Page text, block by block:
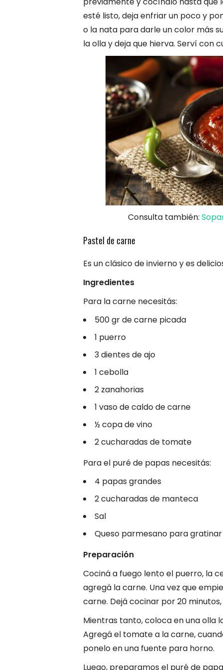
esté listo, deja enfriar un poco y
o la nata para darle un color más
la olla y deja que hierva. Serví con
Consulta también:
Pastel de carne
Es un clásico de invierno y es
Ingredientes
Para la carne necesitás:
500 gr de carne picada
1 puerro
3 dientes de ajo
1 cebolla
2 zanahorias
1 vaso de caldo de carne
½ copa de vino
2 cucharadas de tomate
Para el puré de papas necesitás:
4 papas grandes
2 cucharadas de manteca
Sal
Queso parmesano para gratinar
Preparación
Cociná a fuego lento el puerro, la
agregá la carne. Una vez que
carne. Dejá cocinar por 20
Mientras tanto, coloca en una olla
Agregá el tomate a la carne,
ponelo en una fuente para horno.
Luego, preparamos el puré de